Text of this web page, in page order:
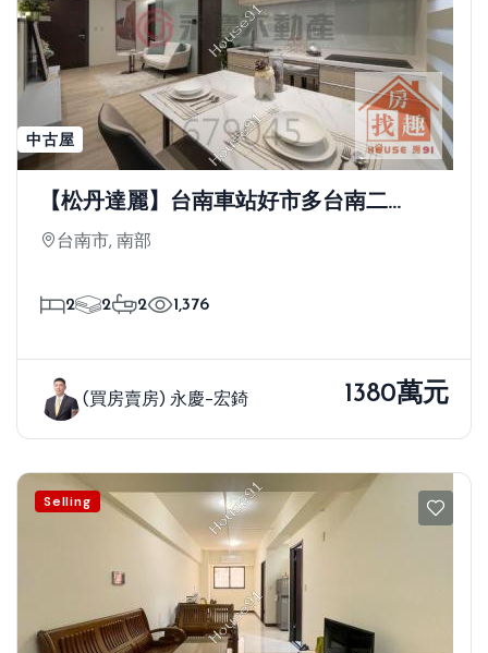
中古屋
【松丹達麗】台南車站好市多台南二
店|2+1房平車
台南市, 南部
2 2 2 1,376
(買房賣房) 永慶-宏錡 1380萬元
Selling